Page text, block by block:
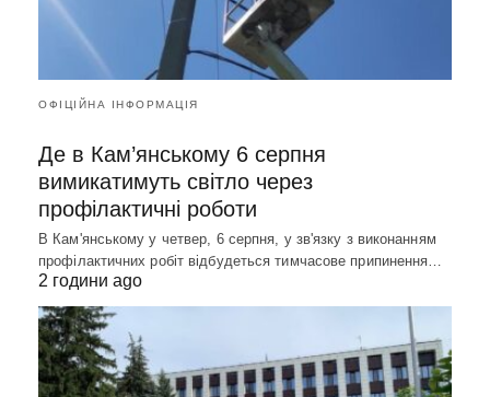
ОФІЦІЙНА ІНФОРМАЦІЯ
Де в Кам’янському 6 серпня
вимикатимуть світло через
профілактичні роботи
В Кам'янському у четвер, 6 серпня, у зв'язку з виконанням
профілактичних робіт відбудеться тимчасове припинення…
2 години ago